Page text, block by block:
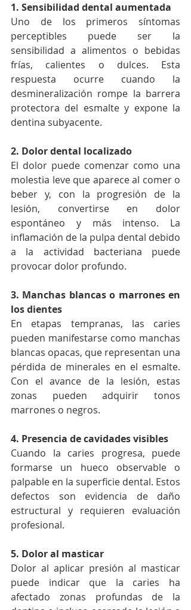
1. Sensibilidad dental aumentada
Uno de los primeros síntomas
perceptibles puede ser la
sensibilidad a alimentos o bebidas
frías, calientes o dulces. Esta
respuesta ocurre cuando la
desmineralización rompe la barrera
protectora del esmalte y expone la
dentina subyacente.
2. Dolor dental localizado
El dolor puede comenzar como una
molestia leve que aparece al comer o
beber y, con la progresión de la
lesión, convertirse en dolor
espontáneo y más intenso. La
inflamación de la pulpa dental debido
a la actividad bacteriana puede
provocar dolor profundo.
3. Manchas blancas o marrones en
los dientes
En etapas tempranas, las caries
pueden manifestarse como manchas
blancas opacas, que representan una
pérdida de minerales en el esmalte.
Con el avance de la lesión, estas
zonas pueden adquirir tonos
marrones o negros.
4. Presencia de cavidades visibles
Cuando la caries progresa, puede
formarse un hueco observable o
palpable en la superficie dental. Estos
defectos son evidencia de daño
estructural y requieren evaluación
profesional.
5. Dolor al masticar
Dolor al aplicar presión al masticar
puede indicar que la caries ha
afectado zonas profundas de la